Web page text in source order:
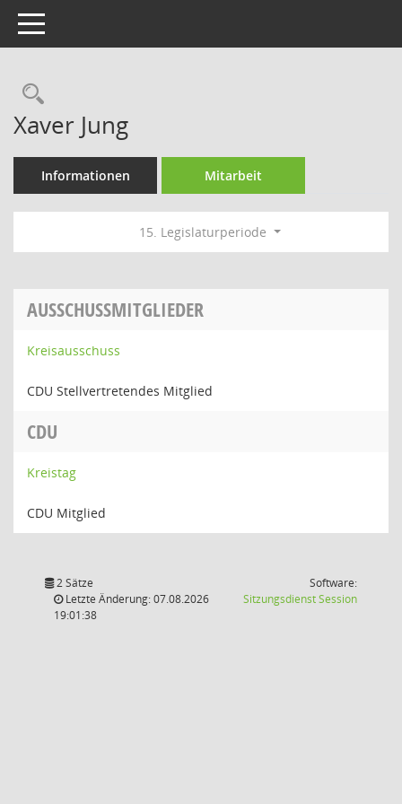
Toggle navigation
Rechercheauswahl
Xaver Jung
Informationen Mitarbeit
15. Legislaturperiode
AUSSCHUSSMITGLIEDER
Kreisausschuss
CDU Stellvertretendes Mitglied
CDU
Kreistag
CDU Mitglied
2 Sätze
Letzte Änderung: 07.08.2026
19:01:38
Software:
SitzungsdienstSession(Wird in